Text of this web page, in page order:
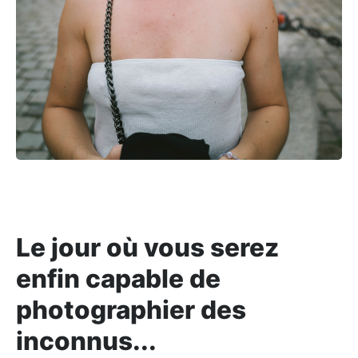
Le jour où vous serez
enfin capable de
photographier des
inconnus...